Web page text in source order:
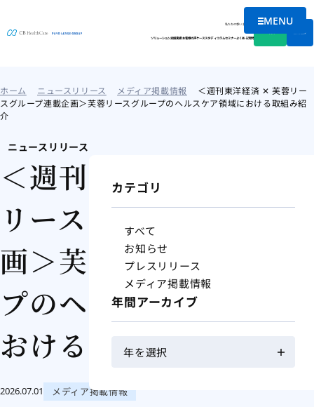
メニュー
MENU
私たちの想い会社情報
ソリューション支援実績お客様の声ケーススタディコラムセミナーよくある質問
ホーム ニュースリリース メディア掲載情報
＜週刊東洋経済 ✕ 芙蓉リー
スグループ連載企画＞芙蓉リースグループのヘルスケア領域における取組み紹
介
ニュースリリース
＜週刊東洋経済 ✕ 芙蓉
リースグループ連載企
画＞芙蓉リースグルー
プのヘルスケア領域に
おける取組み紹介
2026.07.01 メディア掲載情報
カテゴリ
すべて
お知らせ
プレスリリース
メディア掲載情報
年間アーカイブ